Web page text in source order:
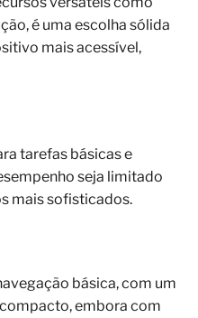
é uma escolha sólida
mais acessível,
tarefas básicas e
seja limitado
mais sofisticados.
básica, com um
embora com